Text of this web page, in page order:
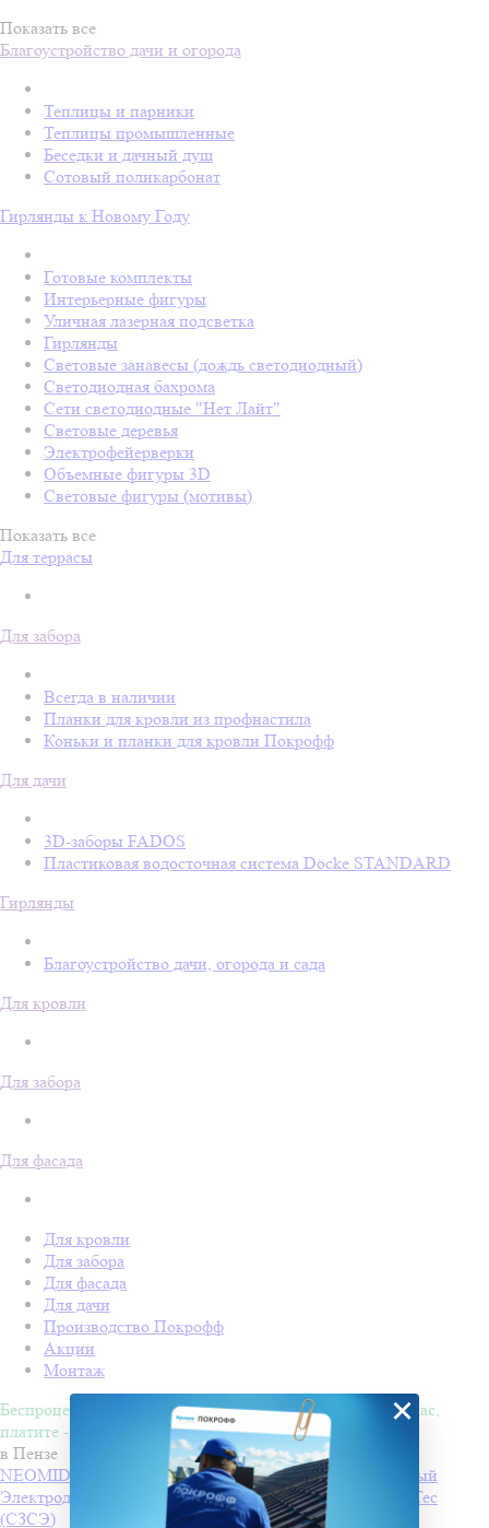
Показать все
Благоустройство дачи и огорода
Теплицы и парники
Теплицы промышленные
Беседки и дачный душ
Сотовый поликарбонат
Гирлянды к Новому Году
Готовые комплекты
Интерьерные фигуры
Уличная лазерная подсветка
Гирлянды
Световые занавесы (дождь светодиодный)
Светодиодная бахрома
Сети светодиодные "Нет Лайт"
Световые деревья
Электрофейерверки
Объемные фигуры 3D
Световые фигуры (мотивы)
Показать все
Для террасы
Для забора
Всегда в наличии
Планки для кровли из профнастила
Коньки и планки для кровли Покрофф
Для дачи
3D-заборы FADOS
Пластиковая водосточная система Döcke STANDARD
Гирлянды
Благоустройство дачи, огорода и сада
Для кровли
Для забора
Для фасада
Для кровли
Для забора
Для фасада
Для дачи
Производство Покрофф
Акции
Монтаж
Беспроцентная рассрочка на 4 месяца. Покупайте - сейчас,
платите - потом!
в Пензе
NEOMID 430 eco Антисептик-консервант невымываемый
Электроды РЦ ТМ MONOLITH Производитель
PlasmaTec
(СЗСЭ)
×